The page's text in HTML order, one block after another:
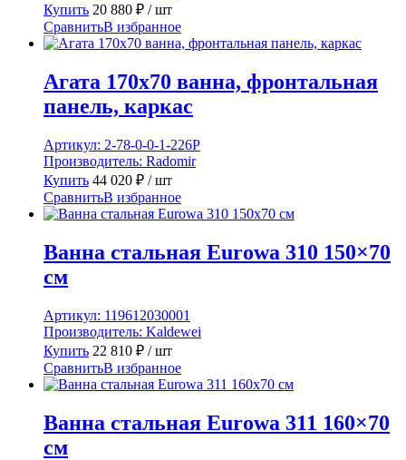
Купить 20 880 ₽ / шт
СравнитьВ избранное
Агата 170х70 ванна, фронтальная
панель, каркас
Артикул: 2-78-0-0-1-226Р
Производитель: Radomir
Купить 44 020 ₽ / шт
СравнитьВ избранное
Ванна стальная Eurowa 310 150×70
см
Артикул: 119612030001
Производитель: Kaldewei
Купить 22 810 ₽ / шт
СравнитьВ избранное
Ванна стальная Eurowa 311 160×70
см